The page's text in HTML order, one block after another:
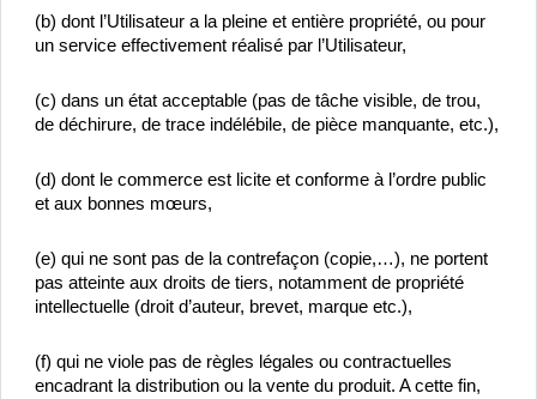
(b) dont l’Utilisateur a la pleine et entière propriété, ou pour
un service effectivement réalisé par l’Utilisateur,
(c) dans un état acceptable (pas de tâche visible, de trou,
de déchirure, de trace indélébile, de pièce manquante, etc.),
(d) dont le commerce est licite et conforme à l’ordre public
et aux bonnes mœurs,
(e) qui ne sont pas de la contrefaçon (copie,…), ne portent
pas atteinte aux droits de tiers, notamment de propriété
intellectuelle (droit d’auteur, brevet, marque etc.),
(f) qui ne viole pas de règles légales ou contractuelles
encadrant la distribution ou la vente du produit. A cette fin,